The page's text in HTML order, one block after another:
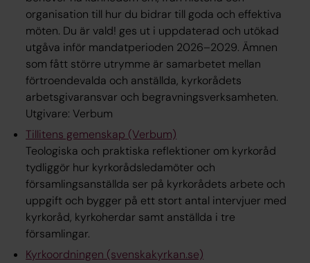
organisation till hur du bidrar till goda och effektiva
möten. Du är vald! ges ut i uppdaterad och utökad
utgåva inför mandatperioden 2026–2029. Ämnen
som fått större utrymme är samarbetet mellan
förtroendevalda och anställda, kyrkorådets
arbetsgivaransvar och begravningsverksamheten.
Utgivare: Verbum
Tillitens gemenskap (Verbum)
Teologiska och praktiska reflektioner om kyrkoråd
tydliggör hur kyrkorådsledamöter och
församlingsanställda ser på kyrkorådets arbete och
uppgift och bygger på ett stort antal intervjuer med
kyrkoråd, kyrkoherdar samt anställda i tre
församlingar.
Kyrkoordningen (svenskakyrkan.se)